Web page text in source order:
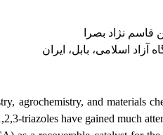
بابل، ایران
chemistry, agrochemistry,
of 1,2,3-triazoles have